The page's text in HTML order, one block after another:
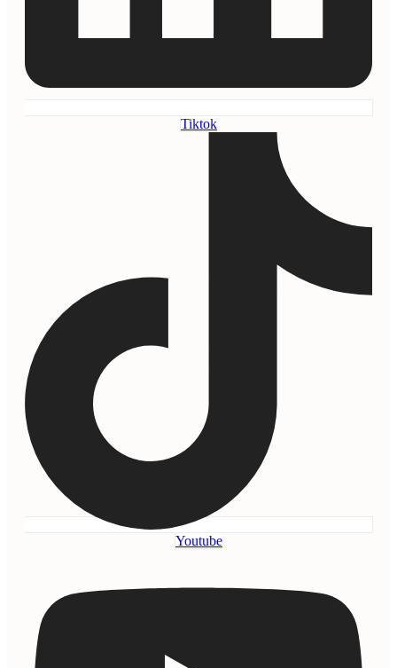
Tiktok
Youtube